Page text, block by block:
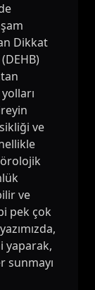
Dikkat
ve
ve
pek çok
yaparak,
sunmayı